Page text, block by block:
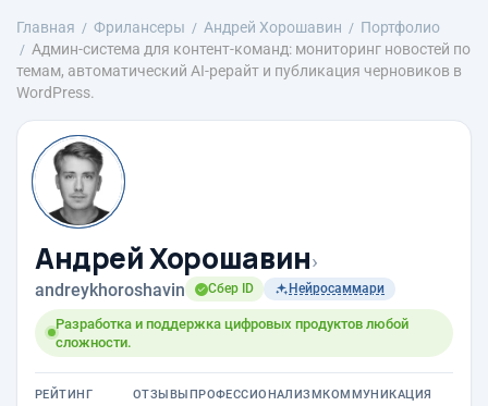
Главная Фрилансеры Андрей Хорошавин
Портфолио
Админ-система для контент-команд: мониторинг новостей по
темам, автоматический AI-рерайт и публикация черновиков в
WordPress.
Андрей Хорошавин›
andreykhoroshavin Сбер ID Нейросаммари
Разработка и поддержка цифровых продуктов любой
сложности.
РЕЙТИНГ ОТЗЫВЫПРОФЕССИОНАЛИЗМКОММУНИКАЦИЯ